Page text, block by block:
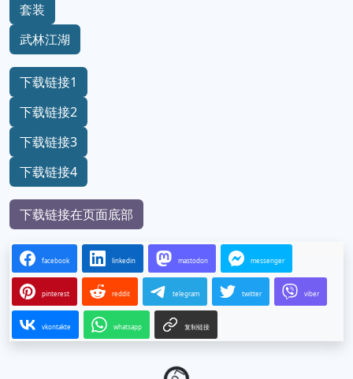
套装
武林江湖
下载链接1
下载链接2
下载链接3
下载链接4
下载链接在页面底部
facebook linkedin mastodon messenger
pinterest reddit telegram twitter viber
vkontakte whatsapp 复制链接
Loading...